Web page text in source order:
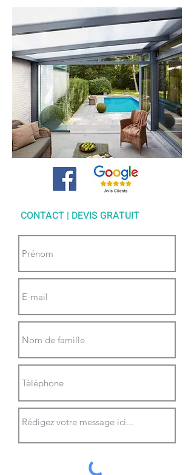
CONTACT | DEVIS GRATUIT